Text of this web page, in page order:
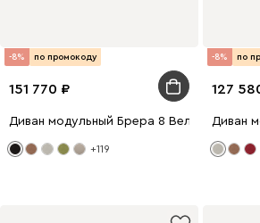
-8% по промокоду
151 770
Диван модульный Брера 8 Велюр Черный
+119
-8% по
127
Диван